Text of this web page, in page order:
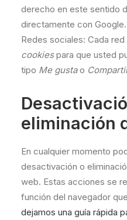
derecho en este sentido
directamente con Google.
Redes sociales: Cada
cookiespara que usted
tipo Me gustao
eliminación
En cualquier momento
desactivación o
web. Estas acciones se
función del navegador
dejamos una guía rápida